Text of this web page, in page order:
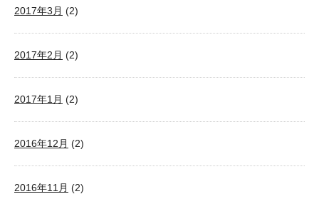
2017年3月 (2)
2017年2月 (2)
2017年1月 (2)
2016年12月 (2)
2016年11月 (2)